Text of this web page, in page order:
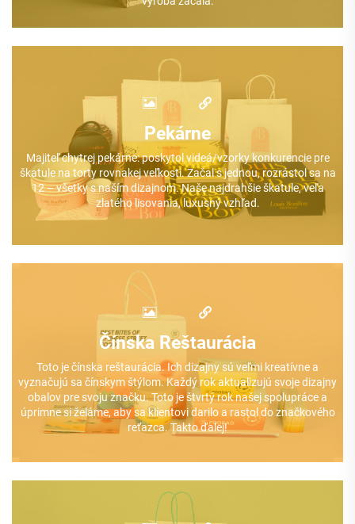
Pekárne
Majiteľ chytrej pekárne: poskytol videá/vzorky konkurencie pre
škatule na torty rovnakej veľkosti. Začal s jednou, rozrástol sa na
12 – všetky s naším dizajnom. Naše najdrahšie škatule, veľa
zlatého lisovania, luxusný vzhľad.
Čínska Reštaurácia
Toto je čínska reštaurácia. Ich dizajny sú veľmi kreatívne a
vyznačujú sa čínskym štýlom. Každý rok aktualizujú svoje dizajny
obalov pre svoju značku. Toto je štvrtý rok našej spolupráce a
úprimne si želáme, aby sa klientovi darilo a rastol do značkového
reťazca. Takto ďalej!